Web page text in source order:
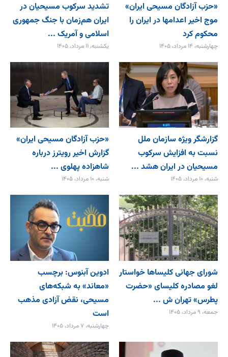
«حزب آزادگان مسیحی ایران»
موج اخیر اعدامها در ایران را
محکوم کرد
چهارشنبه، ۱۴ مرداد، ۱۴۰۵
تشدید سرکوب مسیحیان در
ایران هم‌زمان با جنگ جمهوری
اسلامی و آمریک ...
یکشنبه، ۱۱ مرداد، ۱۴۰۵
گزارشگر ویژه سازمان ملل
نسبت به افزایش سرکوب
مسیحیان در ایران هشد ...
شنبه، ۱۰ مرداد، ۱۴۰۵
«حزب آزادگان مسیحی ایران»
گزارش اخیر رویترز درباره
شاهزاده پهلوی ...
شنبه، ۱۰ مرداد، ۱۴۰۵
شورای جهانی کلیساها خواستار
لغو مصادره کلیسای «حضرت
پطرس» تهران ش ...
جمعه، ۹ مرداد، ۱۴۰۵
ادوین آبنوس: برچسب
«معاند» به شبکه‌های
مسیحی، نقض آزادی مذهب
است
چهارشنبه، ۷ مرداد، ۱۴۰۵